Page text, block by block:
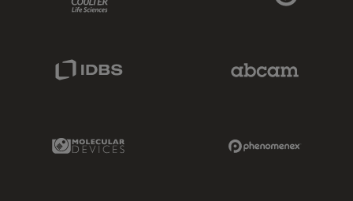
Molecular Devices Link